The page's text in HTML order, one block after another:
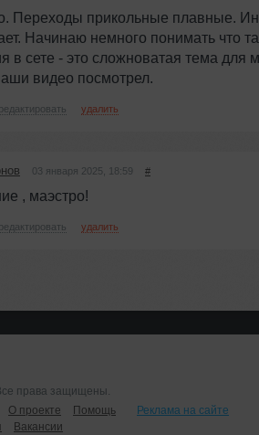
Переходы прикольные плавные.
Начинаю немного понимать что
в сете - это сложноватая тема для
видео посмотрел.
редактировать удалить
03 января 2025, 18:59 #
, маэстро!
редактировать удалить
права защищены.
О проекте Помощь
Реклама на сайте
Вакансии